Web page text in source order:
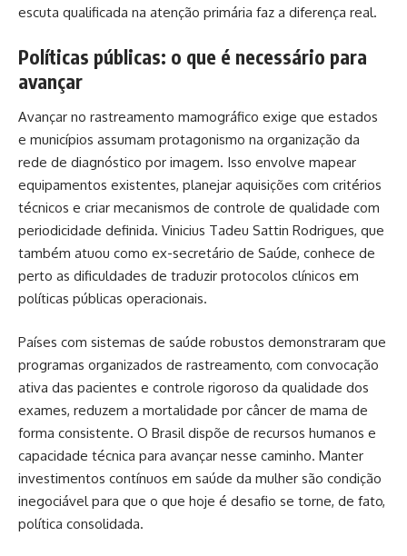
escuta qualificada na atenção primária faz a diferença real.
Políticas públicas: o que é necessário para
avançar
Avançar no rastreamento mamográfico exige que estados
e municípios assumam protagonismo na organização da
rede de diagnóstico por imagem. Isso envolve mapear
equipamentos existentes, planejar aquisições com critérios
técnicos e criar mecanismos de controle de qualidade com
periodicidade definida. Vinicius Tadeu Sattin Rodrigues, que
também atuou como ex-secretário de Saúde, conhece de
perto as dificuldades de traduzir protocolos clínicos em
políticas públicas operacionais.
Países com sistemas de saúde robustos demonstraram que
programas organizados de rastreamento, com convocação
ativa das pacientes e controle rigoroso da qualidade dos
exames, reduzem a mortalidade por câncer de mama de
forma consistente. O Brasil dispõe de recursos humanos e
capacidade técnica para avançar nesse caminho. Manter
investimentos contínuos em saúde da mulher são condição
inegociável para que o que hoje é desafio se torne, de fato,
política consolidada.